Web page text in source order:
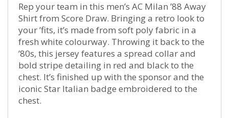
Rep your team in this men’s AC Milan ’88 Away
Shirt from Score Draw. Bringing a retro look to
your ’fits, it’s made from soft poly fabric in a
fresh white colourway. Throwing it back to the
’80s, this jersey features a spread collar and
bold stripe detailing in red and black to the
chest. It’s finished up with the sponsor and the
iconic Star Italian badge embroidered to the
chest.